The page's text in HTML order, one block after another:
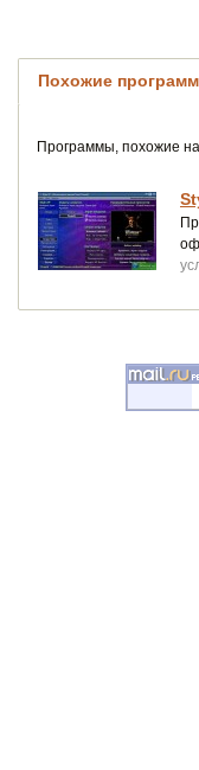
Похожие
Программы, похожие на